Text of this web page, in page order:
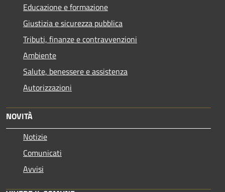
Educazione e formazione
Giustizia e sicurezza pubblica
Tributi, finanze e contravvenzioni
Ambiente
Salute, benessere e assistenza
Autorizzazioni
NOVITÀ
Notizie
Comunicati
Avvisi